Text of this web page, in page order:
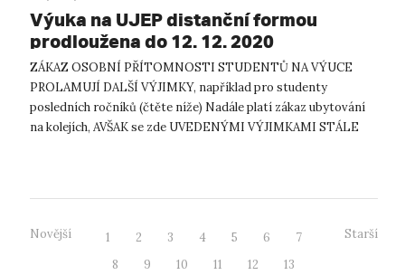
Výuka na UJEP distanční formou
prodloužena do 12. 12. 2020
ZÁKAZ OSOBNÍ PŘÍTOMNOSTI STUDENTŮ NA VÝUCE
PROLAMUJÍ DALŠÍ VÝJIMKY, například pro studenty
posledních ročníků (čtěte níže) Nadále platí zákaz ubytování
na kolejích, AVŠAK se zde UVEDENÝMI VÝJIMKAMI STÁLE
Novější 1 2 3 4 5 6
7
8
9 10 11 12
13
Starší